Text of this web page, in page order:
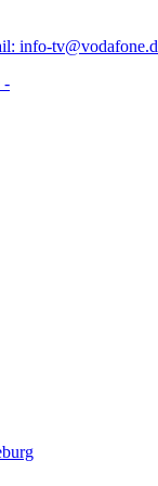
info-
-